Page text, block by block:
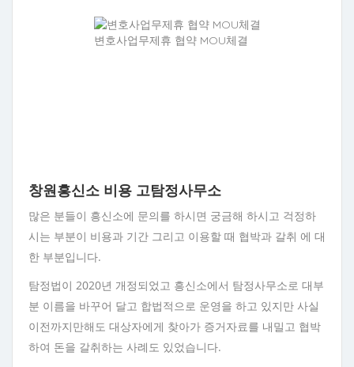
변호사업무제휴 협약 MOU체결
창원흥신소 비용 고탐정사무소
많은 분들이 흥신소에 문의를 하시면 궁금해 하시고 걱정하
시는 부분이 비용과 기간 그리고 이용할 때 협박과 갈취 에 대
한 부분입니다.
탐정법이 2020년 개정되었고 흥신소에서 탐정사무소로 대부
분 이름을 바꾸어 달고 합법적으로 운영을 하고 있지만 사실
이전까지만해도 대상자에게 찾아가 증거자료를 내밀고 협박
하여 돈을 갈취하는 사례도 있었습니다.